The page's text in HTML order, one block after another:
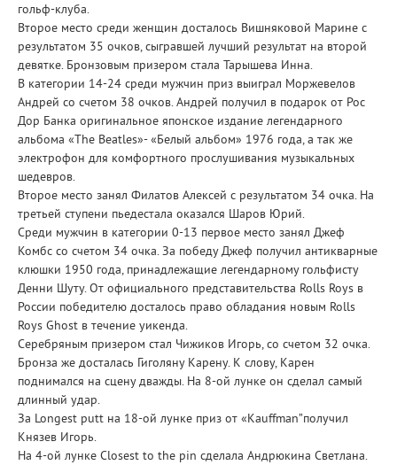
гольф-клуба.
Второе место среди женщин досталось Вишняковой Марине с
результатом 35 очков, сыгравшей лучший результат на второй
девятке. Бронзовым призером стала Тарышева Инна.
В категории 14-24 среди мужчин приз выиграл Моржевелов
Андрей со счетом 38 очков. Андрей получил в подарок от Рос
Дор Банка оригинальное японское издание легендарного
альбома «The Beatles»- «Белый альбом» 1976 года, а так же
электрофон для комфортного прослушивания музыкальных
шедевров.
Второе место занял Филатов Алексей с результатом 34 очка. На
третьей ступени пьедестала оказался Шаров Юрий.
Среди мужчин в категории 0-13 первое место занял Джеф
Комбс со счетом 34 очка. За победу Джеф получил антикварные
клюшки 1950 года, принадлежащие легендарному гольфисту
Денни Шуту. От официального представительства Rolls Roys в
России победителю досталось право обладания новым Rolls
Roys Ghost в течение уикенда.
Серебряным призером стал Чижиков Игорь, со счетом 32 очка.
Бронза же досталась Гиголяну Карену. К слову, Карен
поднимался на сцену дважды. На 8-ой лунке он сделал самый
длинный удар.
За Longest putt на 18-ой лунке приз от «Kauffman”получил
Князев Игорь.
На 4-ой лунке Closest to the pin сделала Андрюкина Светлана.